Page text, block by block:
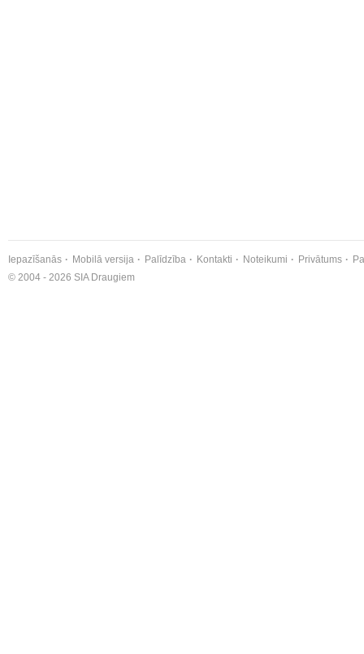
Iepazīšanās Mobilā versija Palīdzība Kontakti Noteikumi Privātums
© 2004 - 2026 SIA Draugiem